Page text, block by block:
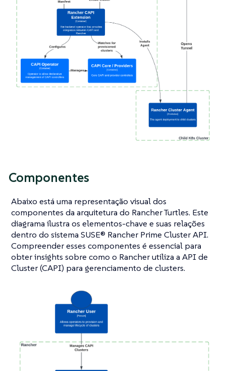
Componentes
Abaixo está uma representação visual dos
componentes da arquitetura do Rancher Turtles. Este
diagrama ilustra os elementos-chave e suas relações
dentro do sistema SUSE® Rancher Prime Cluster API.
Compreender esses componentes é essencial para
obter insights sobre como o Rancher utiliza a API de
Cluster (CAPI) para gerenciamento de clusters.